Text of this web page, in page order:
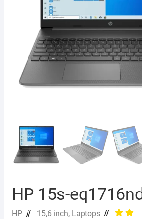
HP 15s-eq1716nd
HP// 15,6 inch, Laptops//